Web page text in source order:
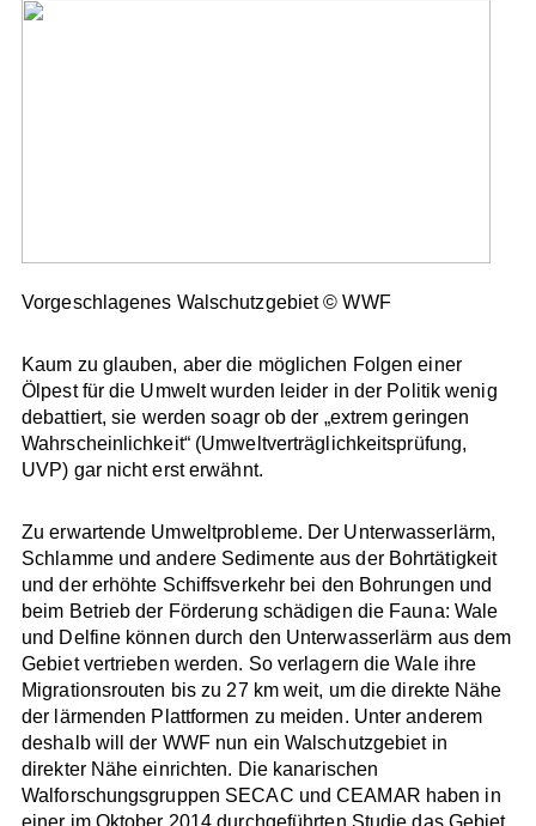
Vorgeschlagenes Walschutzgebiet © WWF
Kaum zu glauben, aber die möglichen Folgen einer
Ölpest für die Umwelt wurden leider in der Politik wenig
debattiert, sie werden soagr ob der „extrem geringen
Wahrscheinlichkeit“ (Umweltverträglichkeitsprüfung,
UVP) gar nicht erst erwähnt.
Zu erwartende Umweltprobleme. Der Unterwasserlärm,
Schlamme und andere Sedimente aus der Bohrtätigkeit
und der erhöhte Schiffsverkehr bei den Bohrungen und
beim Betrieb der Förderung schädigen die Fauna: Wale
und Delfine können durch den Unterwasserlärm aus dem
Gebiet vertrieben werden. So verlagern die Wale ihre
Migrationsrouten bis zu 27 km weit, um die direkte Nähe
der lärmenden Plattformen zu meiden. Unter anderem
deshalb will der WWF nun ein Walschutzgebiet in
direkter Nähe einrichten. Die kanarischen
Walforschungsgruppen SECAC und CEAMAR haben in
einer im Oktober 2014 durchgeführten Studie das Gebiet